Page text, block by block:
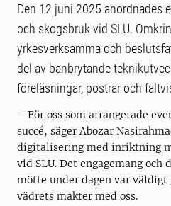
Den 12 juni 2025 anordnades
och skogsbruk vid SLU.
yrkesverksamma och
del av banbrytande
föreläsningar, postrar och
– För oss som arrangerade
succé, säger Abozar
digitalisering med inriktning
vid SLU. Det engagemang och
mötte under dagen var väldigt
vädrets makter med oss.